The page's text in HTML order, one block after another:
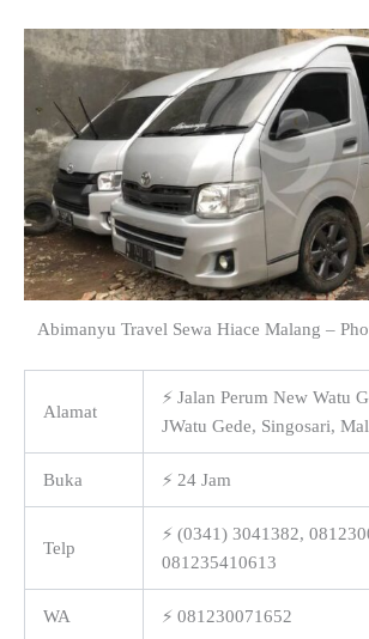
Abimanyu Travel Sewa Hiace Malang –
Alamat
⚡ Jalan Perum New Watu
JWatu Gede, Singosari,
Buka ⚡ 24 Jam
Telp
⚡ (0341) 3041382,
081235410613
WA ⚡ 081230071652